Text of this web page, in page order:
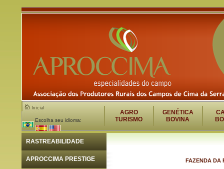
Escolha seu idioma:
AGRO
TURISMO
GENÉTICA
BOVINA
RASTREABILIDADE
APROCCIMA PRESTIGE FAZENDA DA